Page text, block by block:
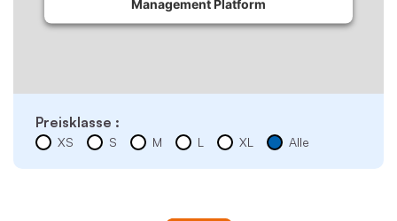
Management Platform
Preisklasse :
XS S M L XL Alle